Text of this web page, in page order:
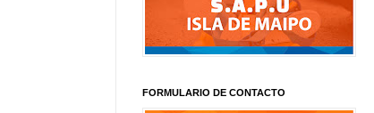
FORMULARIO DE CONTACTO